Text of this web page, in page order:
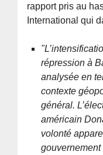
rapport pris au
International qui
répression à
analysée en
contexte
général.
américain
volonté